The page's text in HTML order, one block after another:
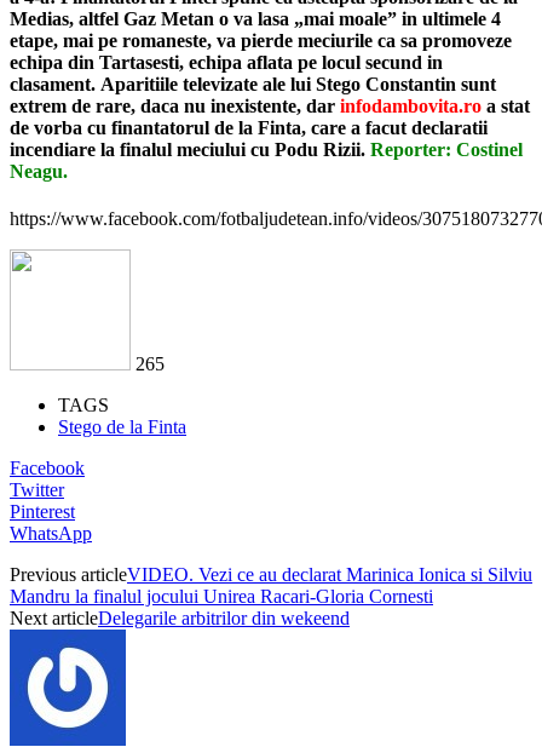
Medias, altfel Gaz Metan o va lasa „mai moale” in ultimele 4
etape, mai pe romaneste, va pierde meciurile ca sa promoveze
echipa din Tartasesti, echipa aflata pe locul secund in
clasament. Aparitiile televizate ale lui Stego Constantin sunt
extrem de rare, daca nu inexistente, dar infodambovita.ro a stat
de vorba cu finantatorul de la Finta, care a facut declaratii
incendiare la finalul meciului cu Podu Rizii. Reporter: Costinel
Neagu.
https://www.facebook.com/fotbaljudetean.info/videos/
265
TAGS
Stego de la Finta
Facebook
Twitter
Pinterest
WhatsApp
Previous articleVIDEO. Vezi ce au declarat Marinica Ionica si Silviu
Mandru la finalul jocului Unirea Racari-Gloria Cornesti
Next articleDelegarile arbitrilor din wekeend